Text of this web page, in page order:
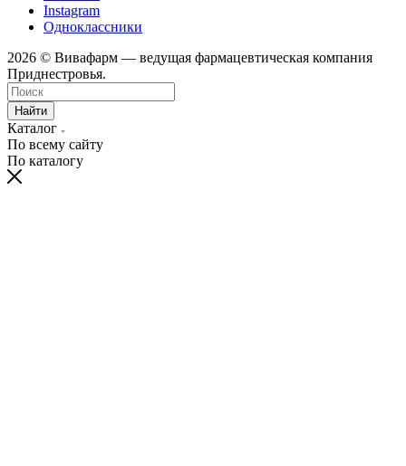
Instagram
Одноклассники
2026 © Вивафарм — ведущая фармацевтическая компания
Приднестровья.
Найти
Каталог
По всему сайту
По каталогу